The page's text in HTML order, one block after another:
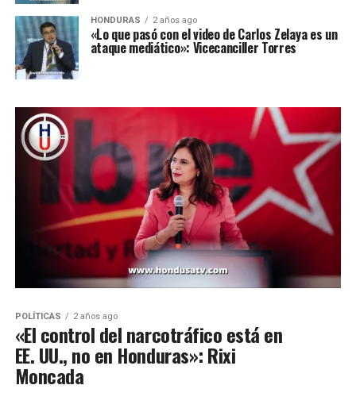
HONDURAS 2 años ago
«Lo que pasó con el video de Carlos Zelaya es un
ataque mediático»: Vicecanciller Torres
POLÍTICAS 2 años ago
«El control del narcotráfico está en
EE. UU., no en Honduras»: Rixi
Moncada